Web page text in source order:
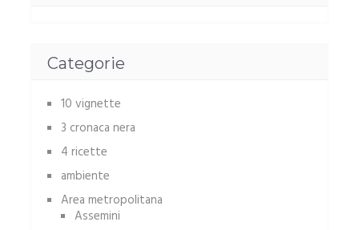
Categorie
10 vignette
3 cronaca nera
4 ricette
ambiente
Area metropolitana
Assemini